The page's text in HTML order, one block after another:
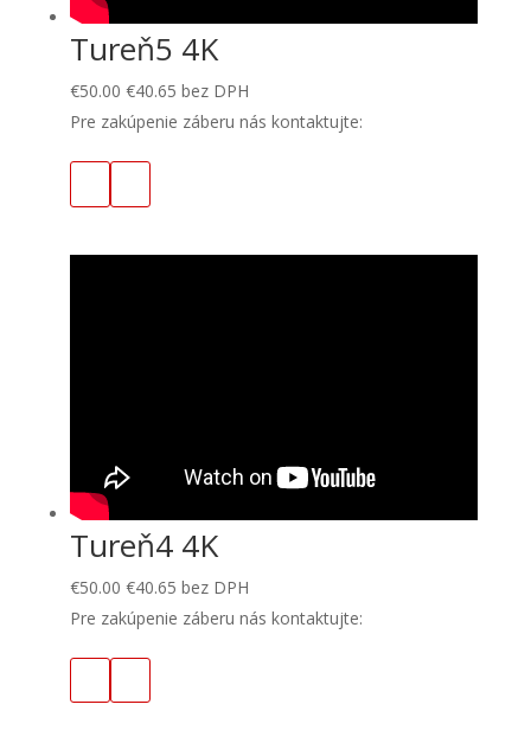
Tureň5 4K
€50.00 €40.65 bez DPH
Pre zakúpenie záberu nás kontaktujte:
Tureň4 4K
€50.00 €40.65 bez DPH
Pre zakúpenie záberu nás kontaktujte: